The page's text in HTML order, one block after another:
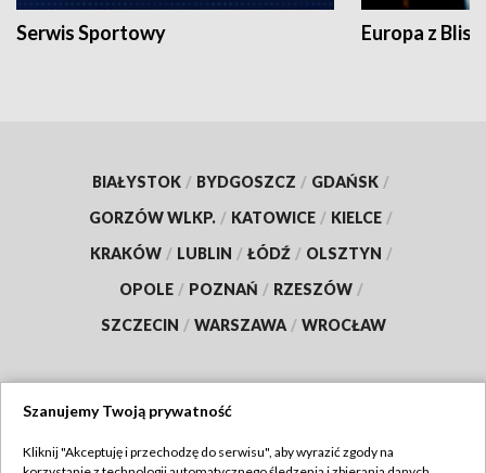
Serwis Sportowy Europa z
BIAŁYSTOK / BYDGOSZCZ / GDAŃSK /
GORZÓW WLKP. / KATOWICE / KIELCE /
KRAKÓW / LUBLIN / ŁÓDŹ / OLSZTYN /
OPOLE / POZNAŃ / RZESZÓW /
SZCZECIN / WARSZAWA / WROCŁAW
Szanujemy Twoją prywatność
Kliknij "Akceptuję i przechodzę do serwisu", aby wyrazić zgody na